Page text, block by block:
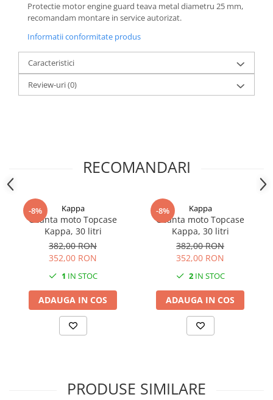
Protectie motor engine guard teava metal diametru 25 mm,
recomandam montare in service autorizat.
Informatii conformitate produs
Caracteristici
Review-uri(0)
RECOMANDARI
-8% Kappa
Geanta moto Topcase
Kappa, 30 litri
382,00 RON
352,00 RON
1 IN STOC
ADAUGA IN COS
-8% Kappa
Geanta moto Topcase
Kappa, 30 litri
382,00 RON
352,00 RON
2IN STOC
ADAUGA IN COS
PRODUSE SIMILARE